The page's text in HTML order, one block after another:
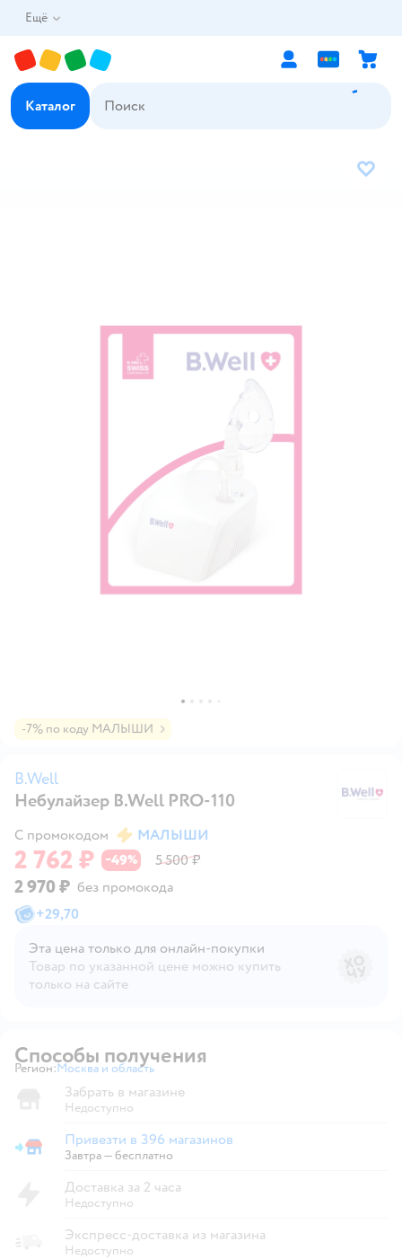
Ещё
Каталог
В
-7% по коду МАЛЫШИ
B.Well
Небулайзер B.Well PRO-110
С промокодом
МАЛЫШИ
2 762 ₽ −49% 5 500 ₽
2 970 ₽ без промокода
+29,70
Эта цена только для онлайн‑покупки
Товар по указанной цене можно купить
только на сайте
Способы получения
Регион: Выбор адреса доставки.
Москва и область
Забрать в магазине
Недоступно
Привезти в магазин
Привезти в 396 магазинов
Завтра—бесплатно
Доставка за 2 часа
Недоступно
Экспресс-доставка из магазина
Недоступно